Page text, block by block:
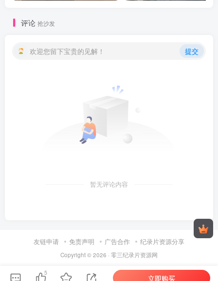
评论 抢沙发
欢迎您留下宝贵的见解！ 提交
暂无评论内容
友链申请 免责声明 广告合作 纪录片资源分享
Copyright © 2026 · 零三纪录片资源网
5
立即购买